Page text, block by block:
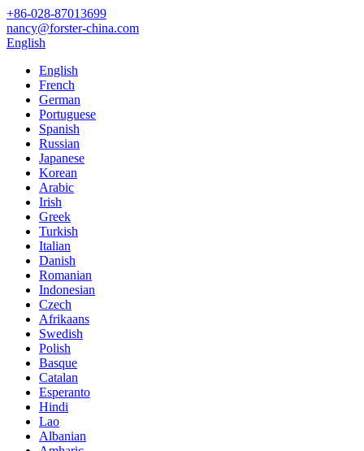
+86-028-87013699
nancy@forster-china.com
English
English
French
German
Portuguese
Spanish
Russian
Japanese
Korean
Arabic
Irish
Greek
Turkish
Italian
Danish
Romanian
Indonesian
Czech
Afrikaans
Swedish
Polish
Basque
Catalan
Esperanto
Hindi
Lao
Albanian